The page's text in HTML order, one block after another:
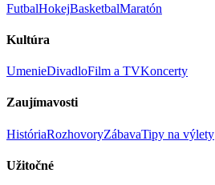
FutbalHokejBasketbalMaratón
Kultúra
UmenieDivadloFilm a TVKoncerty
Zaujímavosti
HistóriaRozhovoryZábavaTipy na výlety
Užitočné